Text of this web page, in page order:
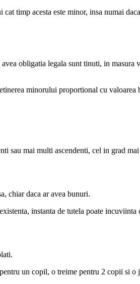
timp acesta este minor, insa numai
obligatia legala sunt tinuti, in
minorului proportional cu valoarea
sau mai multi ascendenti, cel in grad
chiar daca ar avea bunuri.
instanta de tutela poate
un copil, o treime pentru 2 copii si